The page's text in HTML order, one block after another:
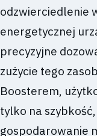
odzwierciedlenie
energetycznej
precyzyjne
zużycie tego
Boosterem,
tylko na
gospodarowanie